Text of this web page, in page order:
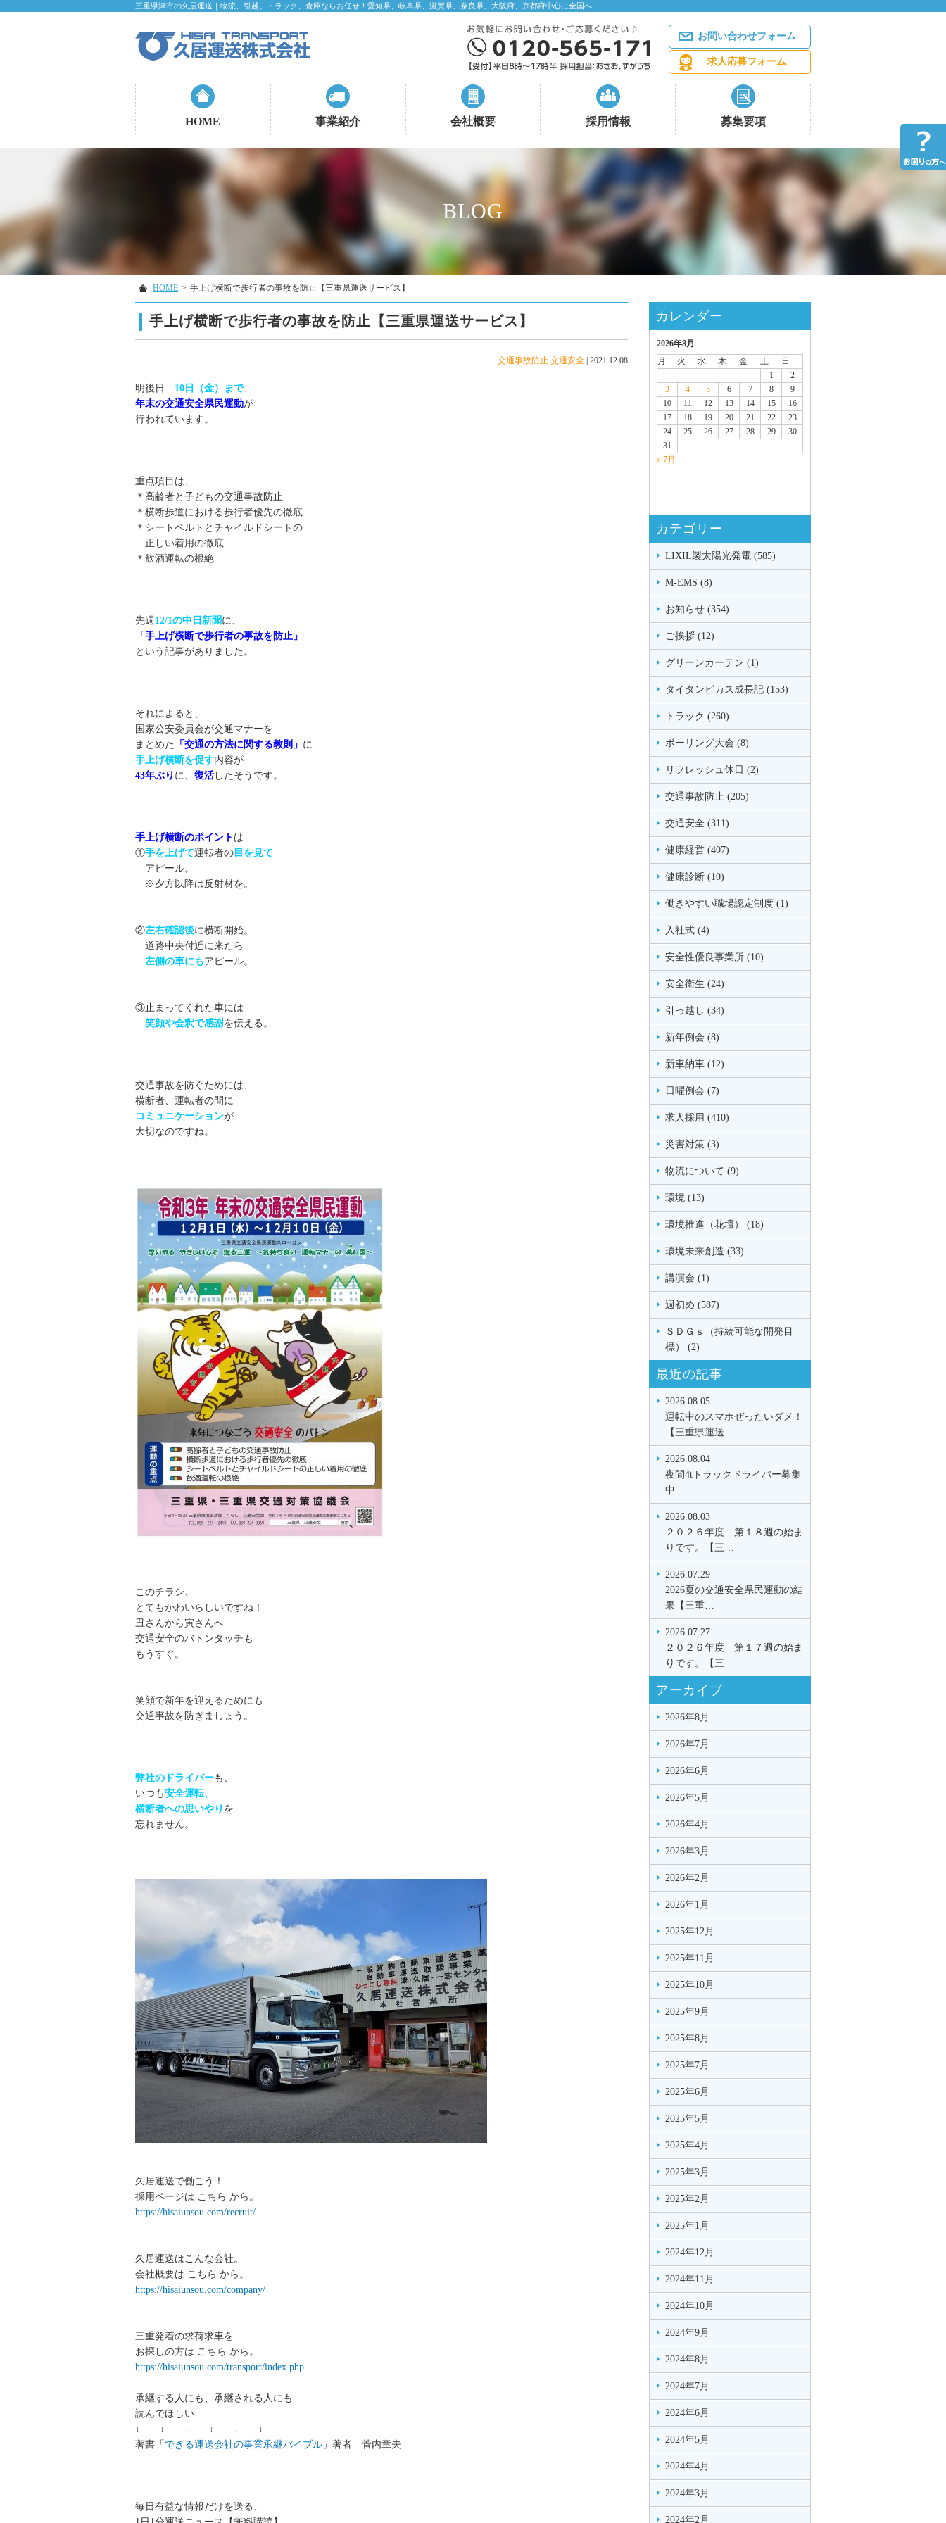
三重県津市の久居運送｜物流、引越、トラック、倉庫ならお任せ！愛知県、岐阜県、滋賀県、奈良県、大阪府、京都府中心に全国へ
お問い合わせフォーム
求人応募フォーム
HOME 事業紹介 会社概要 採用情報 募集要項
BLOG
HOME > 手上げ横断で歩行者の事故を防止【三重県運送サービス】
手上げ横断で歩行者の事故を防止【三重県運送サービス】
交通事故防止 交通安全 2021.12.08
明後日 10日（金）まで、
年末の交通安全県民運動が
行われています。
重点項目は、
＊高齢者と子どもの交通事故防止
＊横断歩道における歩行者優先の徹底
＊シートベルトとチャイルドシートの
正しい着用の徹底
＊飲酒運転の根絶
先週 12/1の中日新聞に、
「手上げ横断で歩行者の事故を防止」
という記事がありました。
それによると、
国家公安委員会が交通マナーを
まとめた
「交通の方法に関する教則」 に
手上げ横断を促す内容が
43年ぶり に、 復活 したそうです。
手上げ横断のポイント は
①手を上げて運転者の 目を見て
アピール。
※夕方以降は反射材を。
②左右確認後に横断開始。
道路中央付近に来たら
左側の車にもアピール。
③止まってくれた車には
笑顔や会釈で感謝を伝える。
交通事故を防ぐためには、
横断者、運転者の間に
コミュニケーションが
大切なのですね。
このチラシ、
とてもかわいらしいですね！
丑さんから寅さんへ
交通安全のバトンタッチも
もうすぐ。
笑顔で新年を迎えるためにも
交通事故を防ぎましょう。
弊社のドライバーも、
いつも安全運転、
横断者への思いやり を
忘れません。
久居運送で働こう！
採用ページは こちら から。
https://hisaiunsou.com/recruit/
久居運送はこんな会社。
会社概要は こちら から。
https://hisaiunsou.com/company/
三重発着の求荷求車を
お探しの方は こちら から。
https://hisaiunsou.com/transport/index.php
承継する人にも、承継される人にも
読んでほしい
↓ ↓ ↓ ↓ ↓ ↓
著書「 できる運送会社の事業承継バイブル 」著者 菅内章夫
毎日有益な情報だけを送る、
カレンダー
2026年8月
月
火 水 木 金 土
日
1
2
3
4 5 6 7 8
9
10
11 12 13 14 15
16
17
18 19 20 21 22
23
24
25 26 27 28 29
30
31
« 7月
カテゴリー
LIXIL製太陽光発電 (585)
M-EMS (8)
お知らせ (354)
ご挨拶 (12)
グリーンカーテン (1)
タイタンビカス成長記 (153)
トラック (260)
ボーリング大会 (8)
リフレッシュ休日 (2)
交通事故防止 (205)
交通安全 (311)
健康経営 (407)
健康診断 (10)
働きやすい職場認定制度 (1)
入社式 (4)
安全性優良事業所 (10)
安全衛生 (24)
引っ越し (34)
新年例会 (8)
新車納車 (12)
日曜例会 (7)
求人採用 (410)
災害対策 (3)
物流について (9)
環境 (13)
環境推進（花壇） (18)
環境未来創造 (33)
講演会 (1)
週初め (587)
ＳＤＧｓ（持続可能な開発目
標） (2)
最近の記事
2026.08.05
運転中のスマホぜったいダメ！
【三重県運送…
2026.08.04
夜間4tトラックドライバー募集
中
2026.08.03
２０２６年度 第１８週の始ま
りです。【三…
2026.07.29
2026夏の交通安全県民運動の結
果【三重…
2026.07.27
２０２６年度 第１７週の始ま
りです。【三…
アーカイブ
2026年8月
2026年7月
2026年6月
2026年5月
2026年4月
2026年3月
2026年2月
2026年1月
2025年12月
2025年11月
2025年10月
2025年9月
2025年8月
2025年7月
2025年6月
2025年5月
2025年4月
2025年3月
2025年2月
2025年1月
2024年12月
2024年11月
2024年10月
2024年9月
2024年8月
2024年7月
2024年6月
2024年5月
2024年4月
2024年3月
2024年2月